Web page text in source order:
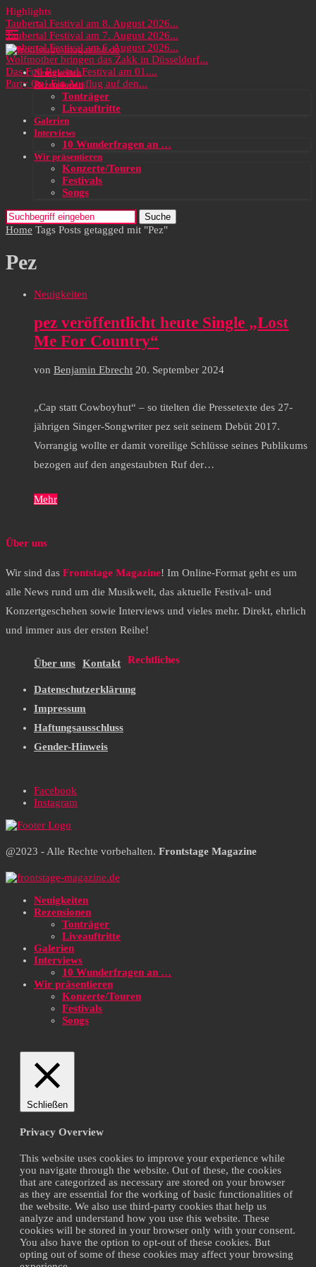
Highlights
Taubertal Festival am 8. August 2026...
Taubertal Festival am 7. August 2026...
Taubertal Festival am 6. August 2026...
Wolfmother bringen das Zakk in Düsseldorf...
Das Full Rewind Festival am 01....
Party On! Ein Ausflug auf den...
Neuigkeiten
Rezensionen
Tonträger
Liveauftritte
Galerien
Interviews
10 Wunderfragen an …
Wir präsentieren
Konzerte/Touren
Festivals
Songs
Suche
Home Tags Posts getagged mit "Pez"
Pez
Neuigkeiten
pez veröffentlicht heute Single „Lost
Me For Country“
von Benjamin Ebrecht 20. September 2024
„Cap statt Cowboyhut“ – so titelten die Pressetexte des 27-
jährigen Singer-Songwriter pez seit seinem Debüt 2017.
Vorrangig wollte er damit voreilige Schlüsse seines Publikums
bezogen auf den angestaubten Ruf der…
Mehr
Über uns
Wir sind das Frontstage Magazine! Im Online-Format geht es um
alle News rund um die Musikwelt, das aktuelle Festival- und
Konzertgeschehen sowie Interviews und vieles mehr. Direkt, ehrlich
und immer aus der ersten Reihe!
Über uns Kontakt Rechtliches
Datenschutzerklärung
Impressum
Haftungsausschluss
Gender-Hinweis
Facebook
Instagram
@2023 - Alle Rechte vorbehalten. Frontstage Magazine
Neuigkeiten
Rezensionen
Tonträger
Liveauftritte
Galerien
Interviews
10 Wunderfragen an …
Wir präsentieren
Konzerte/Touren
Festivals
Songs
Schließen
Privacy Overview
This website uses cookies to improve your experience while
you navigate through the website. Out of these, the cookies
that are categorized as necessary are stored on your browser
as they are essential for the working of basic functionalities of
the website. We also use third-party cookies that help us
analyze and understand how you use this website. These
cookies will be stored in your browser only with your consent.
You also have the option to opt-out of these cookies. But
opting out of some of these cookies may affect your browsing